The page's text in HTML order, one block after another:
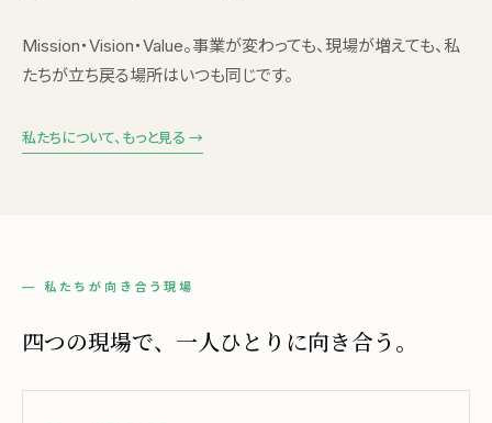
Mission・Vision・Value。事業が変わっても、現場が増えても、私
たちが立ち戻る場所はいつも同じです。
私たちについて、もっと見る →
— 私たちが向き合う現場
四つの現場で、一人ひとりに向き合う。